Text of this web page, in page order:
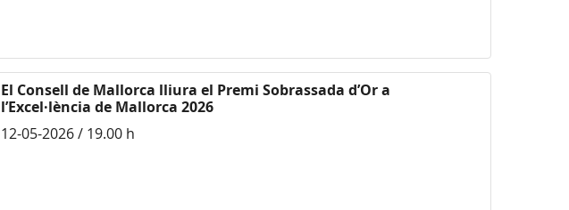
El Consell de Mallorca lliura el Premi Sobrassada d’Or a
l’Excel·lència de Mallorca 2026
12-05-2026 / 19.00 h